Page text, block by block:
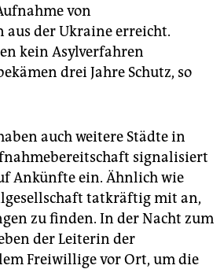
von
der Ukraine erreicht.
kein Asylverfahren
drei Jahre Schutz, so
auch weitere Städte in
signalisiert
Ankünfte ein. Ähnlich wie
tatkräftig mit an,
zu finden. In der Nacht zum
der Leiterin der
Freiwillige vor Ort, um die